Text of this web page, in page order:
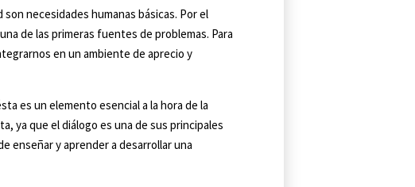
son necesidades humanas básicas. Por el
de las primeras fuentes de problemas. Para
en un ambiente de aprecio y
es un elemento esencial a la hora de la
ya que el diálogo es una de sus principales
enseñar y aprender a desarrollar una